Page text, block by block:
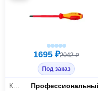
1695 ₽2042 ₽
Под заказ
Класс товара